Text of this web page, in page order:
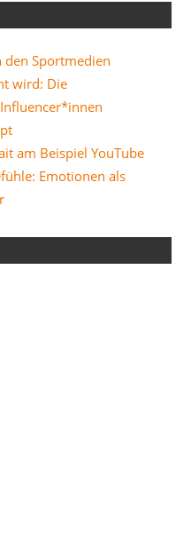
den Sportmedien
wird: Die
am Beispiel YouTube
Emotionen als